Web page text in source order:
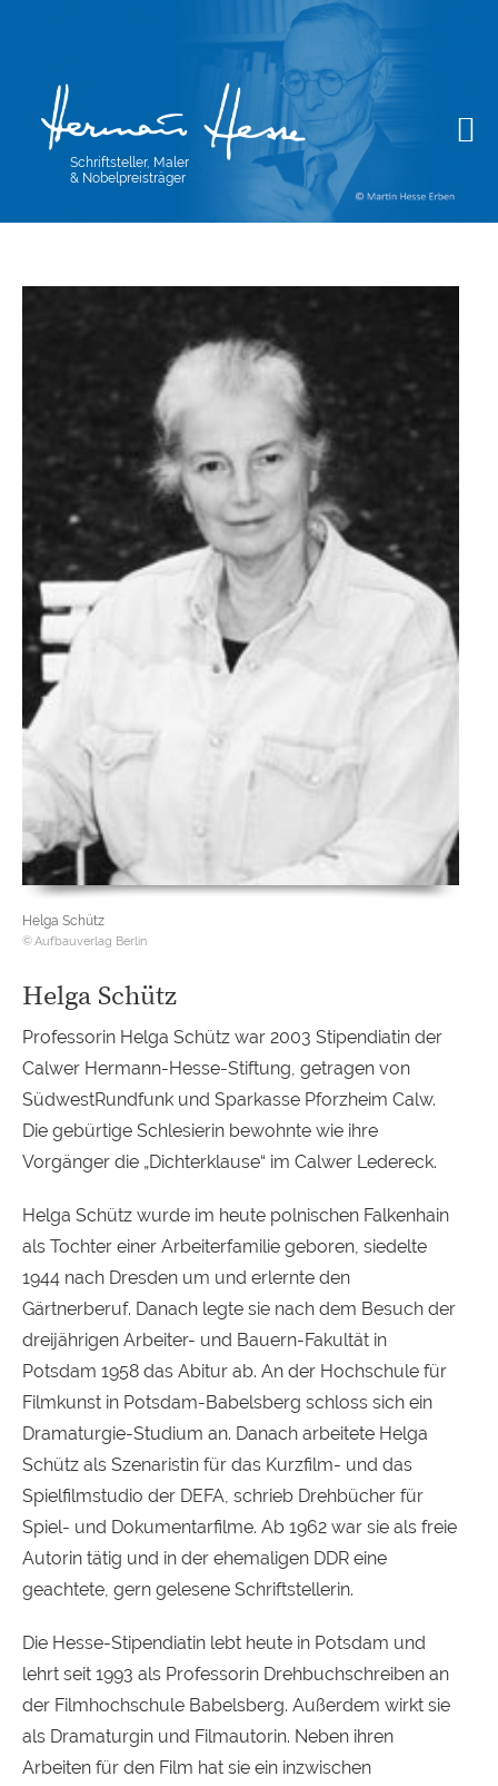
Schriftsteller, Maler
& Nobelpreisträger
Helga Schütz
Aufbauverlag Berlin
Helga Schütz
Professorin Helga Schütz war 2003 Stipendiatin der
Calwer Hermann-Hesse-Stiftung, getragen von
SüdwestRundfunk und Sparkasse Pforzheim Calw.
Die gebürtige Schlesierin bewohnte wie ihre
Vorgänger die „Dichterklause“ im Calwer Ledereck.
Helga Schütz wurde im heute polnischen Falkenhain
als Tochter einer Arbeiterfamilie geboren, siedelte
1944 nach Dresden um und erlernte den
Gärtnerberuf. Danach legte sie nach dem Besuch der
dreijährigen Arbeiter- und Bauern-Fakultät in
Potsdam 1958 das Abitur ab. An der Hochschule für
Filmkunst in Potsdam-Babelsberg schloss sich ein
Dramaturgie-Studium an. Danach arbeitete Helga
Schütz als Szenaristin für das Kurzfilm- und das
Spielfilmstudio der DEFA , schrieb Drehbücher für
Spiel- und Dokumentarfilme. Ab 1962 war sie als freie
Autorin tätig und in der ehemaligen DDR eine
geachtete, gern gelesene Schriftstellerin.
Die Hesse-Stipendiatin lebt heute in Potsdam und
lehrt seit 1993 als Professorin Drehbuchschreiben an
der Filmhochschule Babelsberg. Außerdem wirkt sie
als Dramaturgin und Filmautorin. Neben ihren
Arbeiten für den Film hat sie ein inzwischen